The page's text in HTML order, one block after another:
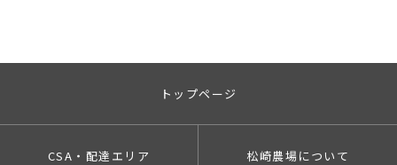
トップページ
CSA・配達エリア 松崎農場について